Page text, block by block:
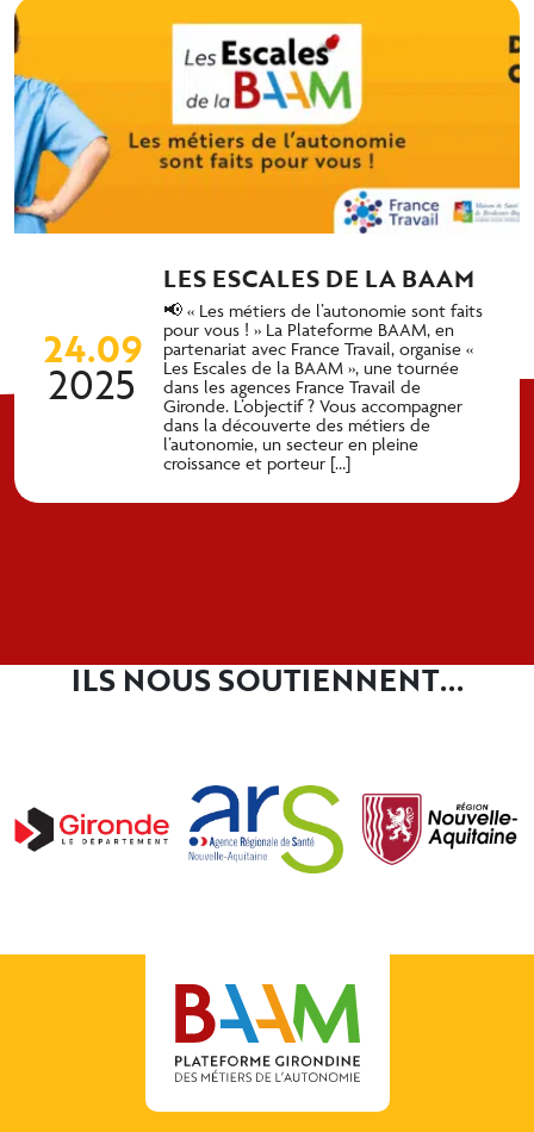
24.09
2025
LES ESCALES DE LA BAAM
📢 « Les métiers de l’autonomie sont faits
pour vous ! » La Plateforme BAAM, en
partenariat avec France Travail, organise «
Les Escales de la BAAM », une tournée
dans les agences France Travail de
Gironde. L’objectif ? Vous accompagner
dans la découverte des métiers de
l’autonomie, un secteur en pleine
croissance et porteur […]
ILS NOUS SOUTIENNENT...